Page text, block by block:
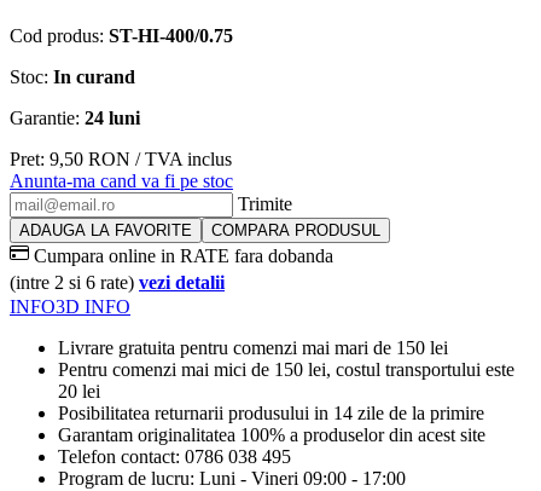
Cod produs: ST-HI-400/0.75
Stoc: In curand
Garantie: 24 luni
Pret: 9,50 RON / TVA inclus
Anunta-ma cand va fi pe stoc
Trimite
ADAUGA LA FAVORITE COMPARA PRODUSUL
Cumpara online in RATE fara dobanda
(intre 2 si 6 rate) vezi detalii
INFO3D INFO
Livrare gratuita pentru comenzi mai mari de 150 lei
Pentru comenzi mai mici de 150 lei, costul transportului este
20 lei
Posibilitatea returnarii produsului in 14 zile de la primire
Garantam originalitatea 100% a produselor din acest site
Telefon contact: 0786 038 495
Program de lucru: Luni - Vineri 09:00 - 17:00